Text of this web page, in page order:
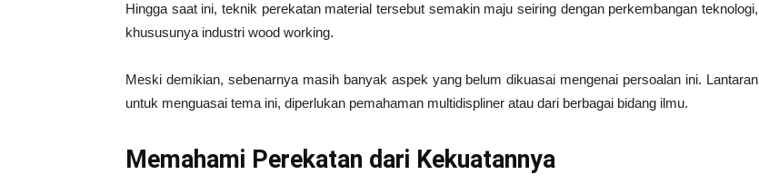
Hingga saat ini, teknik perekatan material tersebut semakin maju seiring dengan perkembangan teknologi,
khususunya industri wood working.
Meski demikian, sebenarnya masih banyak aspek yang belum dikuasai mengenai persoalan ini. Lantaran
untuk menguasai tema ini, diperlukan pemahaman multidispliner atau dari berbagai bidang ilmu.
Memahami Perekatan dari Kekuatannya